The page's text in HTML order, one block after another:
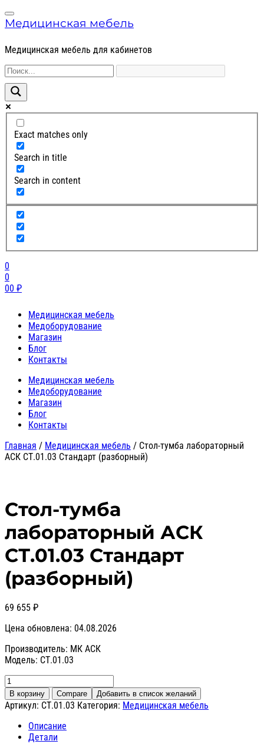
Skip
to
navigation
Skip
to
content
Menu
Медицинская мебель
Медицинская мебель для кабинетов
Exact matches only
Search in title
Search in content
0
0
00 ₽
Медицинская мебель
Медоборудование
Магазин
Блог
Контакты
Медицинская мебель
Медоборудование
Магазин
Блог
Контакты
Главная / Медицинская мебель / Стол-тумба лабораторный
АСК СТ.01.03 Стандарт (разборный)
Стол-тумба
лабораторный АСК
СТ.01.03 Стандарт
(разборный)
69 655 ₽
Цена обновлена: 04.08.2026
Производитель: МК АСК
Модель: СТ.01.03
Количество
товара
Стол-
тумба
лабораторный
АСК
В корзину Compare Добавить в список желаний
Артикул: СТ.01.03 Категория: Медицинская мебель
Описание
Детали